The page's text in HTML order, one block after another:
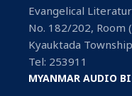
Evangelical
No. 182/202,
Kyauktada
Tel: 253911
MYANMAR AUDIO